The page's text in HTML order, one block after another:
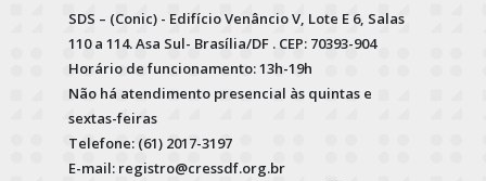
SDS – (Conic) - Edifício Venâncio V, Lote E 6, Salas
110 a 114. Asa Sul- Brasília/DF . CEP: 70393-904
Horário de funcionamento: 13h-19h
Não há atendimento presencial às quintas e
sextas-feiras
Telefone: (61) 2017-3197
E-mail: registro@cressdf.org.br